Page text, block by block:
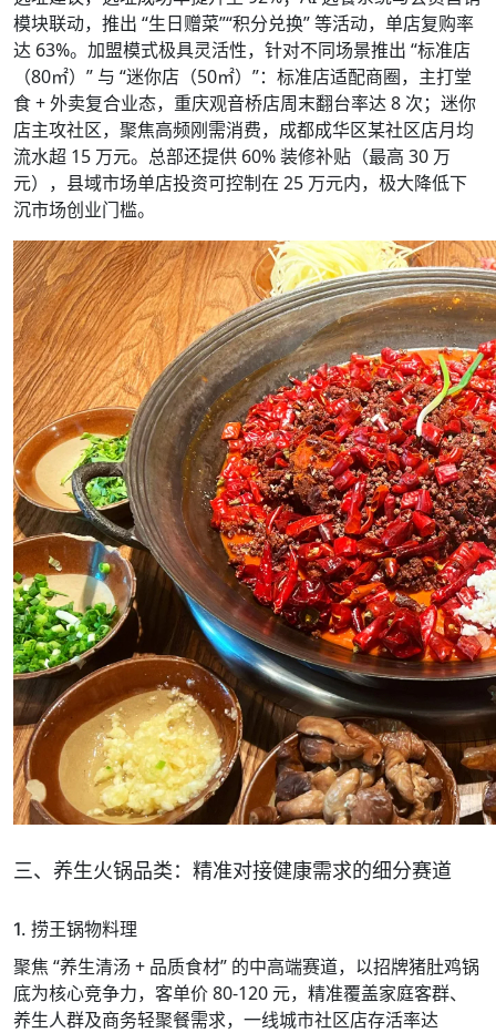
模块联动，推出 “生日赠菜”“积分兑换” 等活动，单店复购率
达 63%。加盟模式极具灵活性，针对不同场景推出 “标准店
（80㎡）” 与 “迷你店（50㎡）”：标准店适配商圈，主打堂
食 + 外卖复合业态，重庆观音桥店周末翻台率达 8 次；迷你
店主攻社区，聚焦高频刚需消费，成都成华区某社区店月均
流水超 15 万元。总部还提供 60% 装修补贴（最高 30 万
元），县域市场单店投资可控制在 25 万元内，极大降低下
沉市场创业门槛。
三、养生火锅品类：精准对接健康需求的细分赛道
1. 捞王锅物料理
聚焦 “养生清汤 + 品质食材” 的中高端赛道，以招牌猪肚鸡锅
底为核心竞争力，客单价 80-120 元，精准覆盖家庭客群、
养生人群及商务轻聚餐需求，一线城市社区店存活率达